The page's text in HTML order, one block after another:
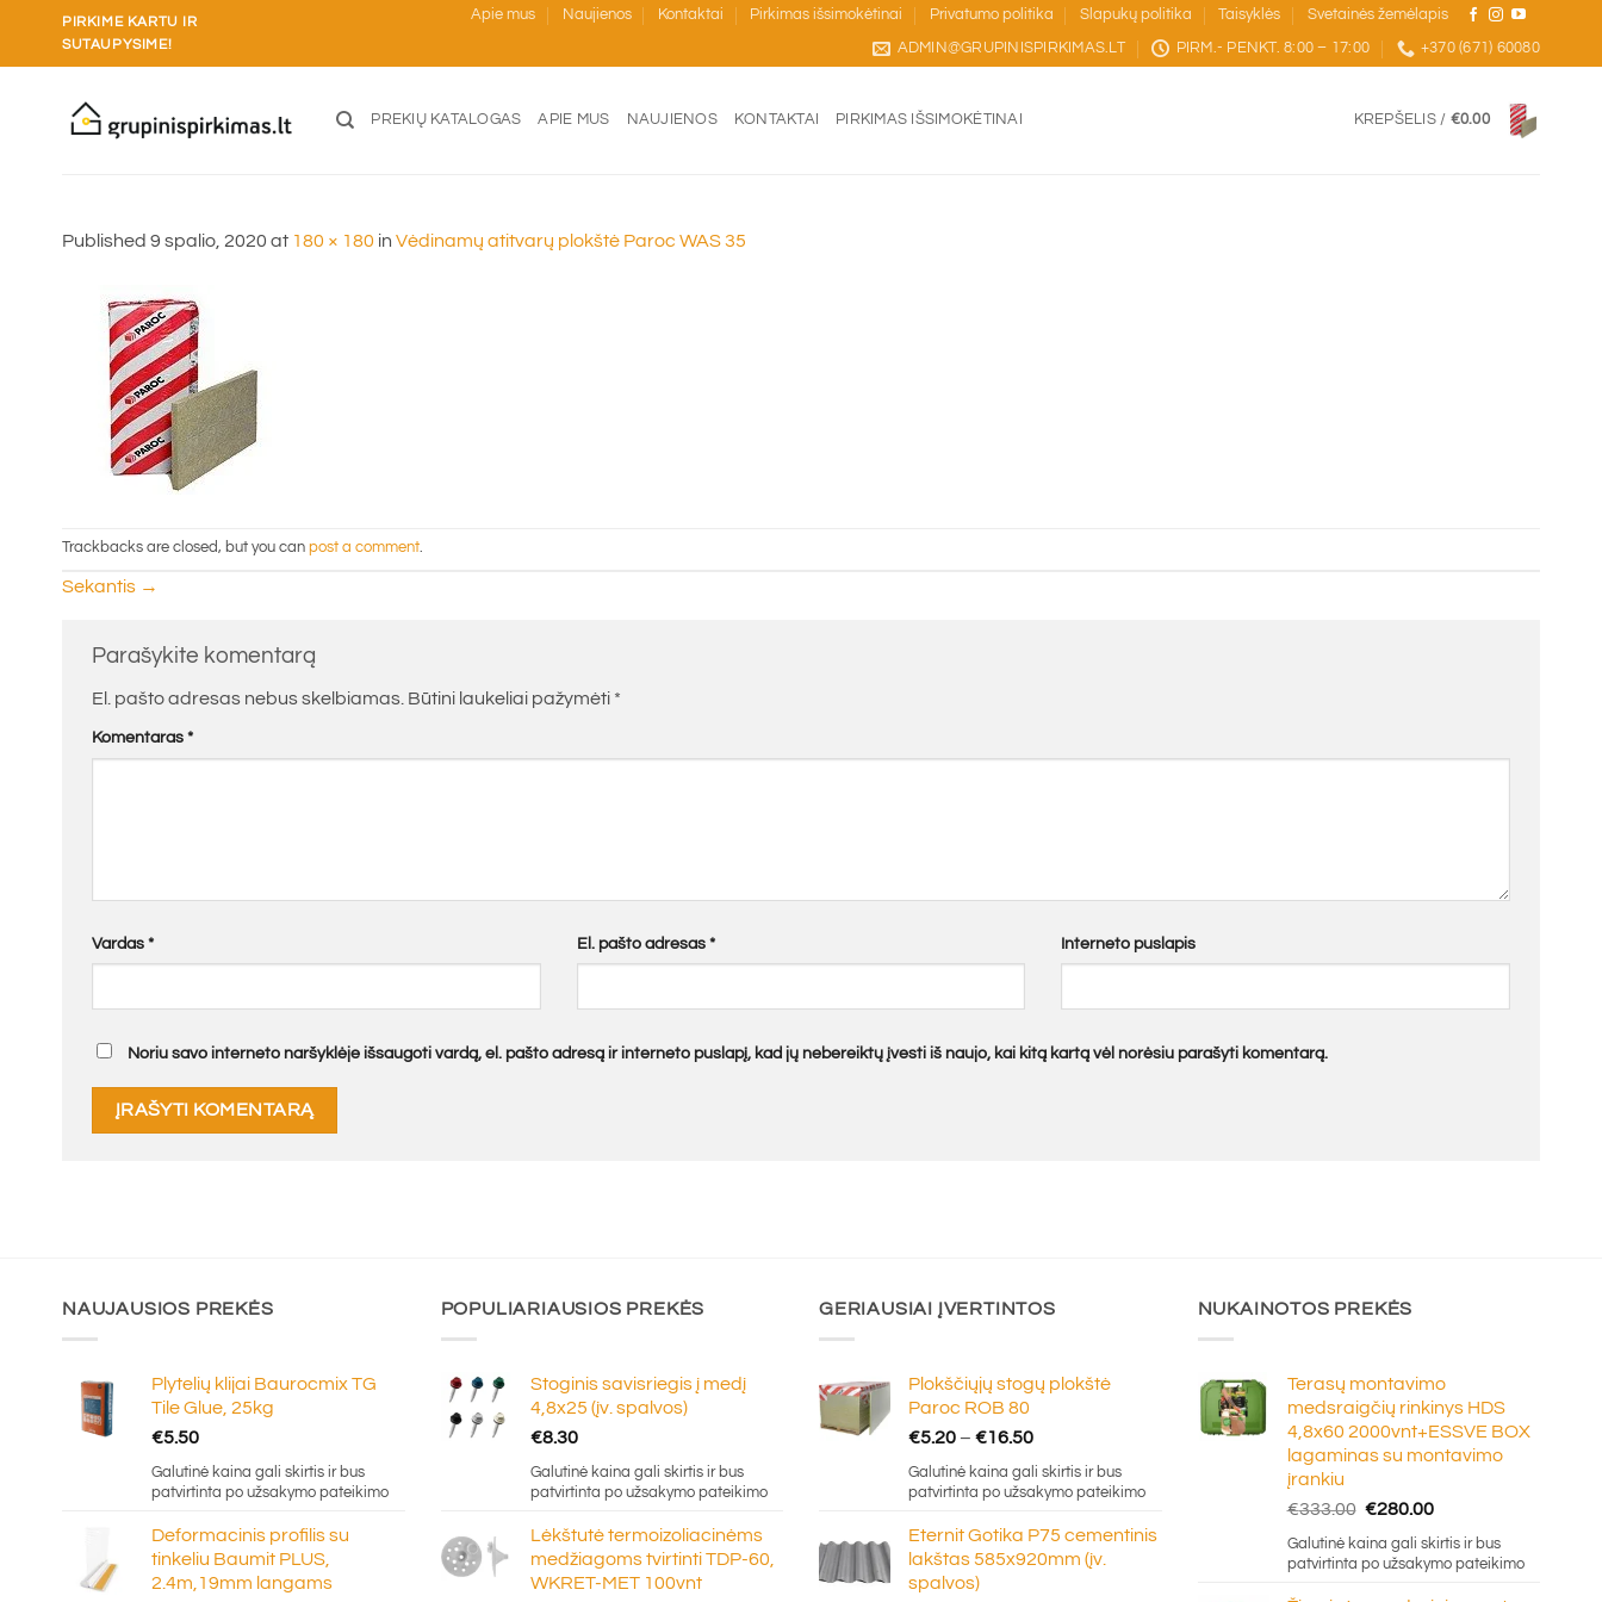
content
PIRKIME KARTU IR
SUTAUPYSIME!
Apie mus Naujienos Kontaktai Pirkimas išsimokėtinai Privatumo politika Slapukų politika Taisyklės Svetainės žemėlapis
ADMIN@GRUPINISPIRKIMAS.LT PIRM.- PENKT. 8:00 – 17:00 +370 (671) 60080
PREKIŲ KATALOGAS APIE MUS NAUJIENOS KONTAKTAI PIRKIMAS IŠSIMOKĖTINAI KREPŠELIS / €0.00
Published 9 spalio, 2020 at 180 × 180 in Vėdinamų atitvarų plokštė Paroc WAS 35
Trackbacks are closed, but you can post a comment.
Sekantis →
Parašykite komentarą
El. pašto adresas nebus skelbiamas. Būtini laukeliai pažymėti *
Komentaras *
Vardas * El. pašto adresas * Interneto puslapis
Noriu savo interneto naršyklėje išsaugoti vardą, el. pašto adresą ir interneto puslapį, kad jų nebereiktų įvesti iš naujo, kai kitą kartą vėl norėsiu parašyti komentarą.
NAUJAUSIOS PREKĖS
Plytelių klijai Baurocmix TG
Tile Glue, 25kg
€5.50
Galutinė kaina gali skirtis ir bus
patvirtinta po užsakymo pateikimo
Deformacinis profilis su
tinkeliu Baumit PLUS,
2.4m,19mm langams
POPULIARIAUSIOS PREKĖS
Stoginis savisriegis į medį
4,8x25 (įv. spalvos)
€8.30
Galutinė kaina gali skirtis ir bus
patvirtinta po užsakymo pateikimo
Lėkštutė termoizoliacinėms
medžiagoms tvirtinti TDP-60,
WKRET-MET 100vnt
GERIAUSIAI ĮVERTINTOS
Plokščiųjų stogų plokštė
Paroc ROB 80
€5.20 – €16.50Price
range:
€5.20
€16.50
Galutinė kaina gali skirtis ir bus
patvirtinta po užsakymo pateikimo
Eternit Gotika P75 cementinis
lakštas 585x920mm (įv.
spalvos)
NUKAINOTOS PREKĖS
Terasų montavimo
medsraigčių rinkinys HDS
4,8x60 2000vnt+ESSVE BOX
lagaminas su montavimo
įrankiu
€333.00 Original
price
was:
€280.00Current
price
is:
Galutinė kaina gali skirtis ir bus
patvirtinta po užsakymo pateikimo